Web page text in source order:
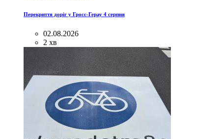
Перекриття доріг у Гросс-Герау 4 серпня
02.08.2026
2 хв